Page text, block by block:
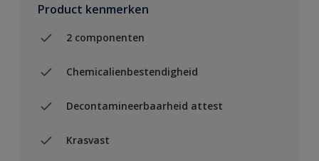
Product kenmerken
2 componenten
Chemicalienbestendigheid
Decontamineerbaarheid attest
Krasvast